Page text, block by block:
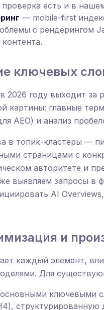
проверка есть и в
— mobile-first
с рендерингом
ключевых
2026 году выходит
картины: главные
AEO) и анализ
в топик-кластеры —
страницами с
авторитете и
выявляем запросы в
AI
и
каждый элемент,
Для
ключевыми